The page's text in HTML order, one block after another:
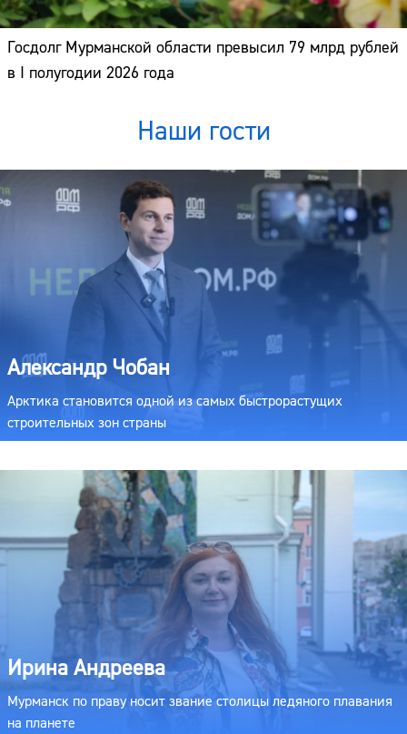
Госдолг Мурманской области превысил 79 млрд рублей
в I полугодии 2026 года
Наши гости
Александр Чобан
Арктика становится одной из самых быстрорастущих
строительных зон страны
Ирина Андреева
Мурманск по праву носит звание столицы ледяного плавания
на планете